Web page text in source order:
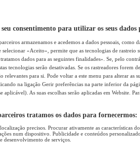
consentimento para utilizar os seus dados
armazenamos e acedemos a dados pessoais, como
selecionar «Aceito», permite que as tecnologias de rastreio
tratamos dados para as seguintes finalidades». Se, pelo
tecnologias serão desativadas. Se os rastreadores forem
relevantes para si. Pode voltar a este menu para alterar as
na ligação Gerir preferências na parte inferior da
aplicável). As suas escolhas serão aplicadas em Website.
tratamos os dados para fornecermos:
precisos. Procurar ativamente as características
num dispositivo. Publicidade e conteúdos
desenvolvimento de serviços.